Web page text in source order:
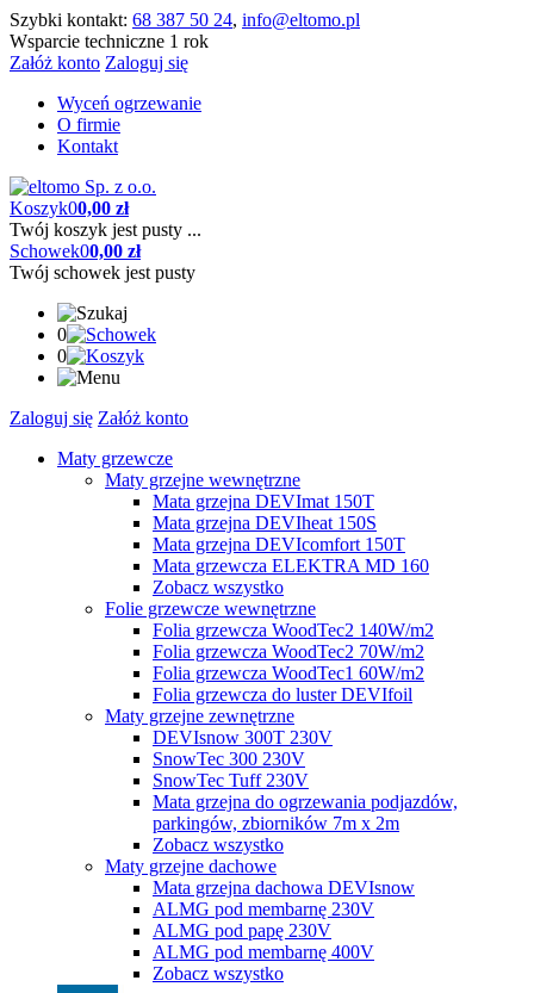
Szybki kontakt: 68 387 50 24, info@eltomo.pl
Wsparcie techniczne 1 rok
Załóż konto Zaloguj się
Wyceń ogrzewanie
O firmie
Kontakt
Koszyk00,00 zł
Twój koszyk jest pusty ...
Schowek00,00 zł
Twój schowek jest pusty
0
0
Zaloguj się Załóż konto
Maty grzewcze
Maty grzejne wewnętrzne
Mata grzejna DEVImat 150T
Mata grzejna DEVIheat 150S
Mata grzejna DEVIcomfort 150T
Mata grzewcza ELEKTRA MD 160
Zobacz wszystko
Folie grzewcze wewnętrzne
Folia grzewcza WoodTec2 140W/m2
Folia grzewcza WoodTec2 70W/m2
Folia grzewcza WoodTec1 60W/m2
Folia grzewcza do luster DEVIfoil
Maty grzejne zewnętrzne
DEVIsnow 300T 230V
SnowTec 300 230V
SnowTec Tuff 230V
Mata grzejna do ogrzewania podjazdów,
parkingów, zbiorników 7m x 2m
Zobacz wszystko
Maty grzejne dachowe
Mata grzejna dachowa DEVIsnow
ALMG pod membarnę 230V
ALMG pod papę 230V
ALMG pod membarnę 400V
Zobacz wszystko